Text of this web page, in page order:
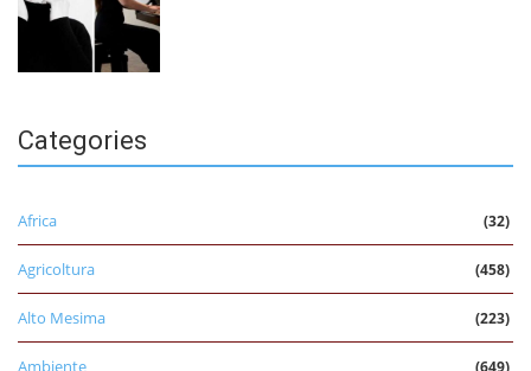
Categories
Africa (32)
Agricoltura (458)
Alto Mesima (223)